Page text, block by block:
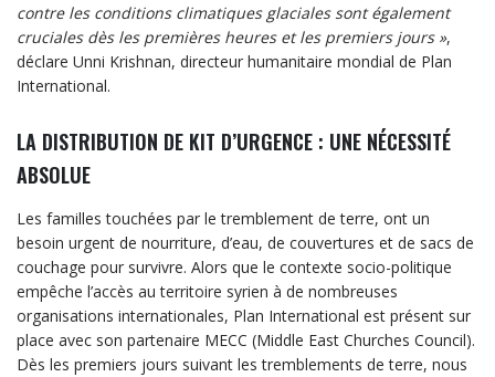
contre les conditions climatiques glaciales sont également
cruciales dès les premières heures et les premiers jours »,
déclare Unni Krishnan, directeur humanitaire mondial de Plan
International.
LA DISTRIBUTION DE KIT D’URGENCE : UNE NÉCESSITÉ
ABSOLUE
Les familles touchées par le tremblement de terre, ont un
besoin urgent de nourriture, d’eau, de couvertures et de sacs de
couchage pour survivre. Alors que le contexte socio-politique
empêche l’accès au territoire syrien à de nombreuses
organisations internationales, Plan International est présent sur
place avec son partenaire MECC (Middle East Churches Council).
Dès les premiers jours suivant les tremblements de terre, nous